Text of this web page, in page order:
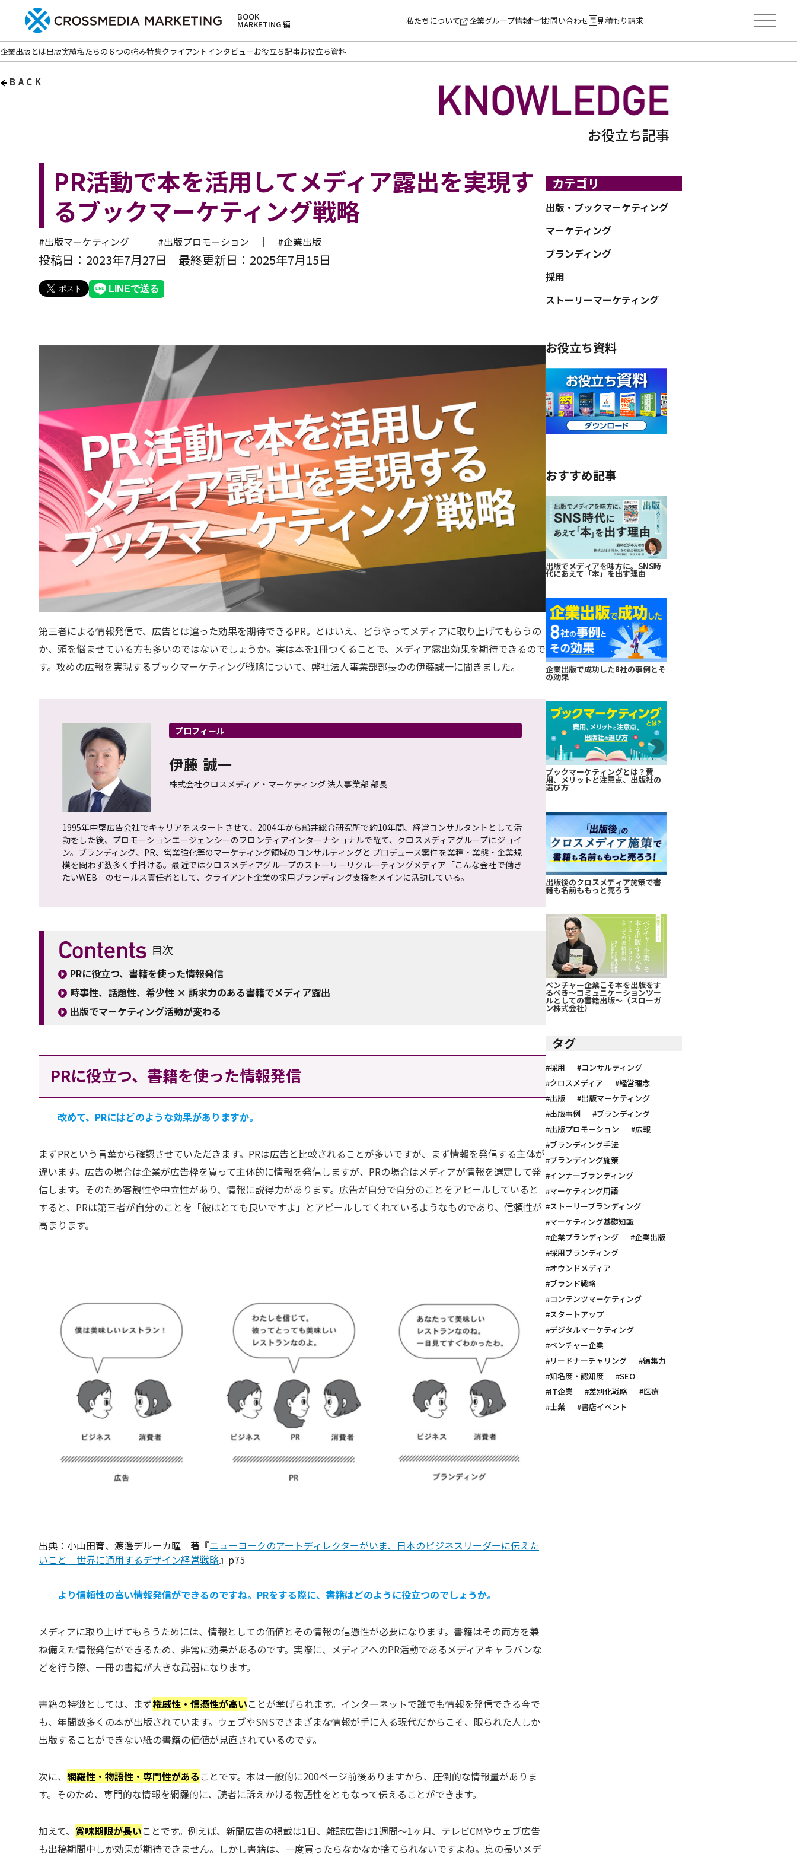
BOOK
MARKETING 編 私たちについて 企業グループ情報 お問い合わせ 見積もり請求
企業出版とは出版実績私たちの６つの強み特集クライアントインタビューお役立ち記事お役立ち資料
BACK
お役立ち記事
PR活動で本を活用してメディア露出を実現す
るブックマーケティング戦略
#出版マーケティング ｜ #出版プロモーション ｜ #企業出版 ｜
投稿日：2023年7月27日 最終更新日：2025年7月15日
第三者による情報発信で、広告とは違った効果を期待できるPR。とはいえ、どうやってメディアに取り上げてもらうの
か、頭を悩ませている方も多いのではないでしょうか。実は本を1冊つくることで、メディア露出効果を期待できるので
す。攻めの広報を実現するブックマーケティング戦略について、弊社法人事業部部長のの伊藤誠一に聞きました。
プロフィール
伊藤 誠一
株式会社クロスメディア・マーケティング 法人事業部 部長
1995年中堅広告会社でキャリアをスタートさせて、2004年から船井総合研究所で約10年間、経営コンサルタントとして活
動をした後、プロモーションエージェンシーのフロンティアインターナショナルで経て、クロスメディアグループにジョイ
ン。ブランディング、PR、営業強化等のマーケティング領域のコンサルティングと プロデュース案件を業種・業態・企業規
模を問わず数多く手掛ける。最近ではクロスメディアグループのストーリーリクルーティングメディア「こんな会社で働き
たいWEB」のセールス責任者として、クライアント企業の採用ブランディング支援をメインに活動している。
目次
PRに役立つ、書籍を使った情報発信
時事性、話題性、希少性 × 訴求力のある書籍でメディア露出
出版でマーケティング活動が変わる
PRに役立つ、書籍を使った情報発信
──改めて、PRにはどのような効果がありますか。
まずPRという言葉から確認させていただきます。PRは広告と比較されることが多いですが、まず情報を発信する主体が
違います。広告の場合は企業が広告枠を買って主体的に情報を発信しますが、PRの場合はメディアが情報を選定して発
信します。そのため客観性や中立性があり、情報に説得力があります。広告が自分で自分のことをアピールしていると
すると、PRは第三者が自分のことを「彼はとても良いですよ」とアピールしてくれているようなものであり、信頼性が
高まります。
出典：小山田育、渡邊デルーカ瞳 著『ニューヨークのアートディレクターがいま、日本のビジネスリーダーに伝えた
いこと 世界に通用するデザイン経営戦略』p75
──より信頼性の高い情報発信ができるのですね。PRをする際に、書籍はどのように役立つのでしょうか。
メディアに取り上げてもらうためには、情報としての価値とその情報の信憑性が必要になります。書籍はその両方を兼
ね備えた情報発信ができるため、非常に効果があるのです。実際に、メディアへのPR活動であるメディアキャラバンな
どを行う際、一冊の書籍が大きな武器になります。
書籍の特徴としては、まず権威性・信憑性が高いことが挙げられます。インターネットで誰でも情報を発信できる今で
も、年間数多くの本が出版されています。ウェブやSNSでさまざまな情報が手に入る現代だからこそ、限られた人しか
出版することができない紙の書籍の価値が見直されているのです。
次に、網羅性・物語性・専門性がある ことです。本は一般的に200ページ前後ありますから、圧倒的な情報量がありま
す。そのため、専門的な情報を網羅的に、読者に訴えかける物語性をともなって伝えることができます。
加えて、 賞味期限が長いことです。例えば、新聞広告の掲載は1日、雑誌広告は1週間〜1ヶ月、テレビCMやウェブ広告
も出稿期間中しか効果が期待できません。しかし書籍は、一度買ったらなかなか捨てられないですよね。息の長いメデ
カテゴリ
出版・ブックマーケティング
マーケティング
ブランディング
採用
ストーリーマーケティング
お役立ち資料
おすすめ記事
出版でメディアを味方に。SNS時
代にあえて「本」を出す理由
企業出版で成功した8社の事例とそ
の効果
ブックマーケティングとは？費
用、メリットと注意点、出版社の
選び方
出版後のクロスメディア施策で書
籍も名前ももっと売ろう
ベンチャー企業こそ本を出版をす
るべき～コミュニケーションツー
ルとしての書籍出版～（スローガ
ン株式会社）
タグ
#採用
#コンサルティング
#クロスメディア
#経営理念
#出版
#出版マーケティング
#出版事例
#ブランディング
#出版プロモーション
#広報
#ブランディング手法
#ブランディング施策
#インナーブランディング
#マーケティング用語
#ストーリーブランディング
#マーケティング基礎知識
#企業ブランディング
#企業出版
#採用ブランディング
#オウンドメディア
#ブランド戦略
#コンテンツマーケティング
#スタートアップ
#デジタルマーケティング
#ベンチャー企業
#リードナーチャリング
#編集力
#知名度・認知度
#SEO
#IT企業
#差別化戦略
#医療
#士業
#書店イベント